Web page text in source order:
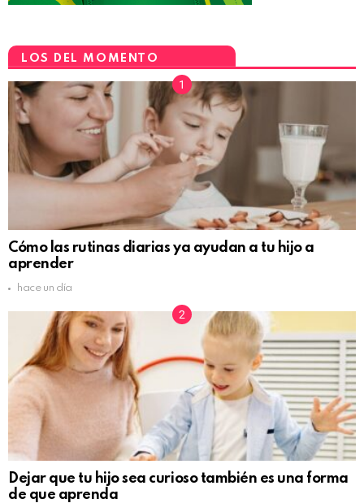
LOS DEL MOMENTO
Cómo las rutinas diarias ya ayudan a tu hijo a
aprender
hace un día
Dejar que tu hijo sea curioso también es una forma
de que aprenda